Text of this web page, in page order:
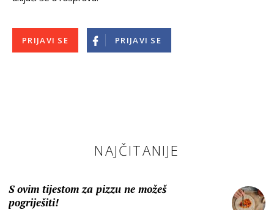
PRIJAVI SE PRIJAVI SE
NAJČITANIJE
S ovim tijestom za pizzu ne možeš
pogriješiti!